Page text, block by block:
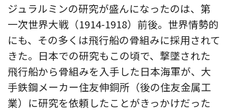
ジュラルミンの研究が盛んになったのは、第
一次世界大戦（1914-1918）前後。世界情勢的
にも、その多くは飛行船の骨組みに採用されて
きた。日本での研究もこの頃で、撃墜された
飛行船から骨組みを入手した日本海軍が、大
手鉄鋼メーカー住友伸銅所（後の住友金属工
業）に研究を依頼したことがきっかけだった